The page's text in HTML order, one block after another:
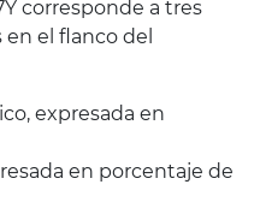
corresponde a tres
el flanco del
expresada en
en porcentaje de